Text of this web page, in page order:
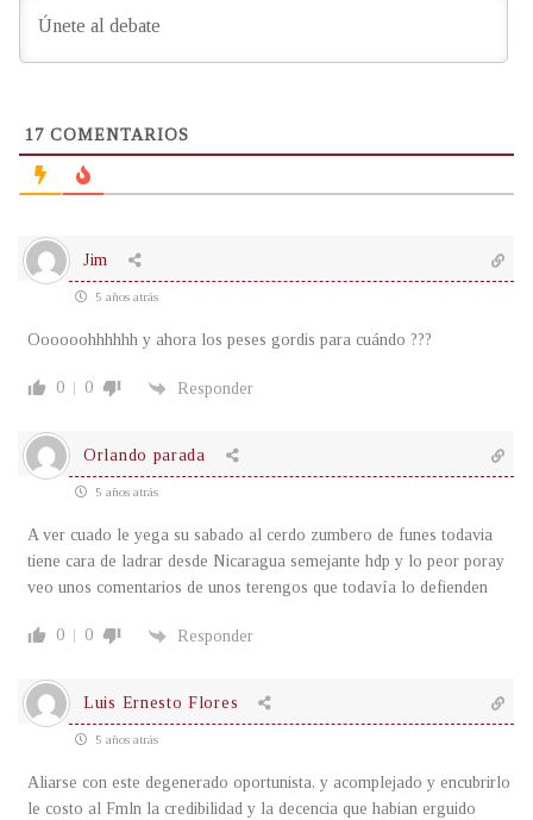
17 COMENTARIOS
Jim
5 años atrás
Oooooohhhhhh y ahora los peses gordis para cuándo ???
0 0 Responder
Orlando parada
5 años atrás
A ver cuado le yega su sabado al cerdo zumbero de funes todavia
tiene cara de ladrar desde Nicaragua semejante hdp y lo peor poray
veo unos comentarios de unos terengos que todavía lo defienden
0 0 Responder
Luis Ernesto Flores
5 años atrás
Aliarse con este degenerado oportunista, y acomplejado y encubrirlo
le costo al Fmln la credibilidad y la decencia que habian erguido